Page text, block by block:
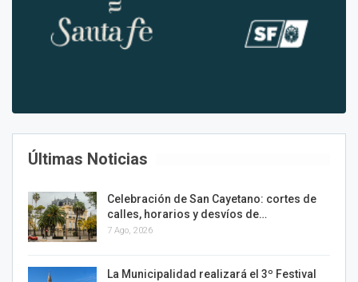
Últimas Noticias
Celebración de San Cayetano: cortes de
calles, horarios y desvíos de…
7 Ago, 2026
La Municipalidad realizará el 3º Festival